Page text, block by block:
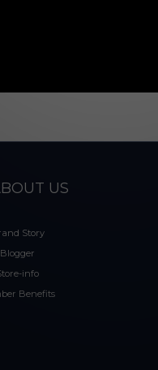
US
Story
info
Benefits